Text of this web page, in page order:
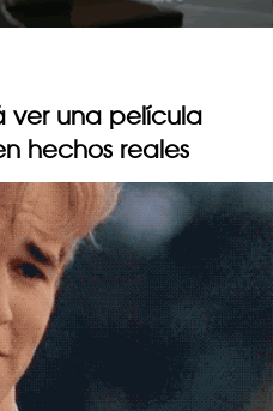
ver una película
hechos reales